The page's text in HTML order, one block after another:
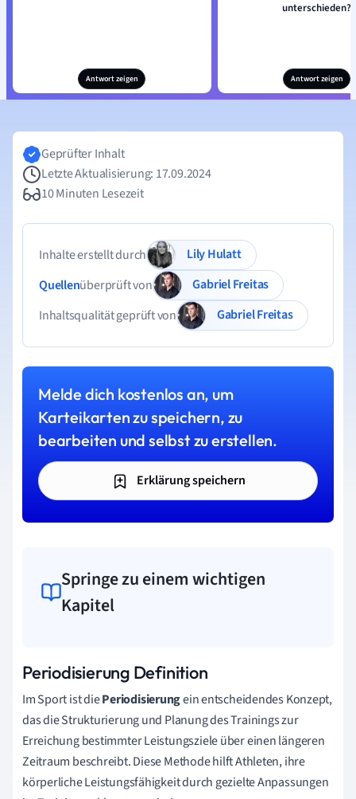
Antwort zeigen
unterschieden?
Antwort zeigen
Geprüfter Inhalt
Letzte Aktualisierung: 17.09.2024
10 Minuten Lesezeit
Inhalte erstellt durch
Lily Hulatt
Quellenüberprüft von
Gabriel Freitas
Inhaltsqualität geprüft von
Gabriel Freitas
Melde dich kostenlos an, um
Karteikarten zu speichern, zu
bearbeiten und selbst zu erstellen.
Erklärung speichern
Springe zu einem wichtigen
Kapitel
Periodisierung Definition
Im Sport ist diePeriodisierungein entscheidendes Konzept,
das die Strukturierung und Planung des Trainings zur
Erreichung bestimmter Leistungsziele über einen längeren
Zeitraum beschreibt. Diese Methode hilft Athleten, ihre
körperliche Leistungsfähigkeit durch gezielte Anpassungen